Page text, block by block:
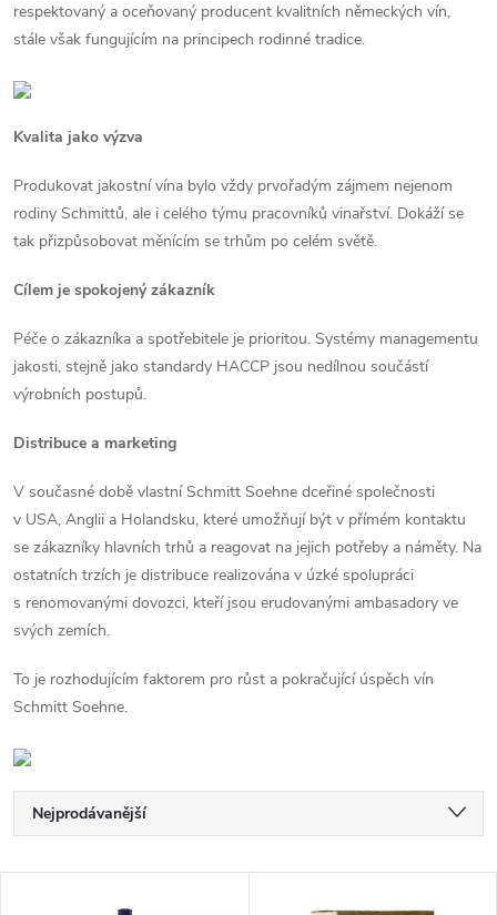
respektovaný a oceňovaný producent kvalitních německých vín,
stále však fungujícím na principech rodinné tradice.
Kvalita jako výzva
Produkovat jakostní vína bylo vždy prvořadým zájmem nejenom
rodiny Schmittů, ale i celého týmu pracovníků vinařství. Dokáží se
tak přizpůsobovat měnícím se trhům po celém světě.
Cílem je spokojený zákazník
Péče o zákazníka a spotřebitele je prioritou. Systémy managementu
jakosti, stejně jako standardy HACCP jsou nedílnou součástí
výrobních postupů.
Distribuce a marketing
V současné době vlastní Schmitt Soehne dceřiné společnosti
v USA, Anglii a Holandsku, které umožňují být v přímém kontaktu
se zákazníky hlavních trhů a reagovat na jejich potřeby a náměty. Na
ostatních trzích je distribuce realizována v úzké spolupráci
s renomovanými dovozci, kteří jsou erudovanými ambasadory ve
svých zemích.
To je rozhodujícím faktorem pro růst a pokračující úspěch vín
Schmitt Soehne.
Ř
a
Nejprodávanější